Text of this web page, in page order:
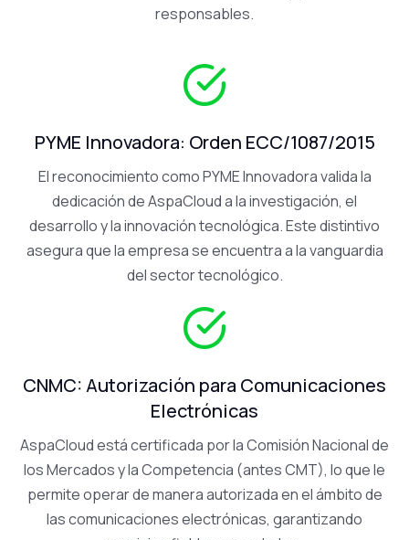
responsables.
PYME Innovadora: Orden ECC/1087/2015
El reconocimiento como PYME Innovadora valida la
dedicación de AspaCloud a la investigación, el
desarrollo y la innovación tecnológica. Este distintivo
asegura que la empresa se encuentra a la vanguardia
del sector tecnológico.
CNMC: Autorización para Comunicaciones
Electrónicas
AspaCloud está certificada por la Comisión Nacional de
los Mercados y la Competencia (antes CMT), lo que le
permite operar de manera autorizada en el ámbito de
las comunicaciones electrónicas, garantizando